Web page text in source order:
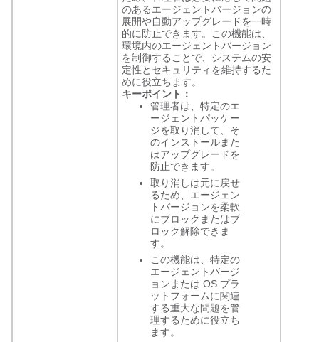
のあるエージェントバージョンの
展開や自動アップグレードを一時
的に防止できます。この機能は、
環境内のエージェントバージョン
を制御することで、システムの安
定性とセキュリティを維持するた
めに役立ちます。
キーポイント：
管理者は、特定のエ
ージェントパッケー
ジを取り消して、そ
のインストールまた
はアップグレードを
防止できます。
取り消しは元に戻せ
るため、エージェン
トバージョンを柔軟
にブロックまたはブ
ロック解除できま
す。
この機能は、特定の
エージェントバージ
ョンまたは OS プラ
ットフォームに関連
する重大な問題を管
理するために役立ち
ます。